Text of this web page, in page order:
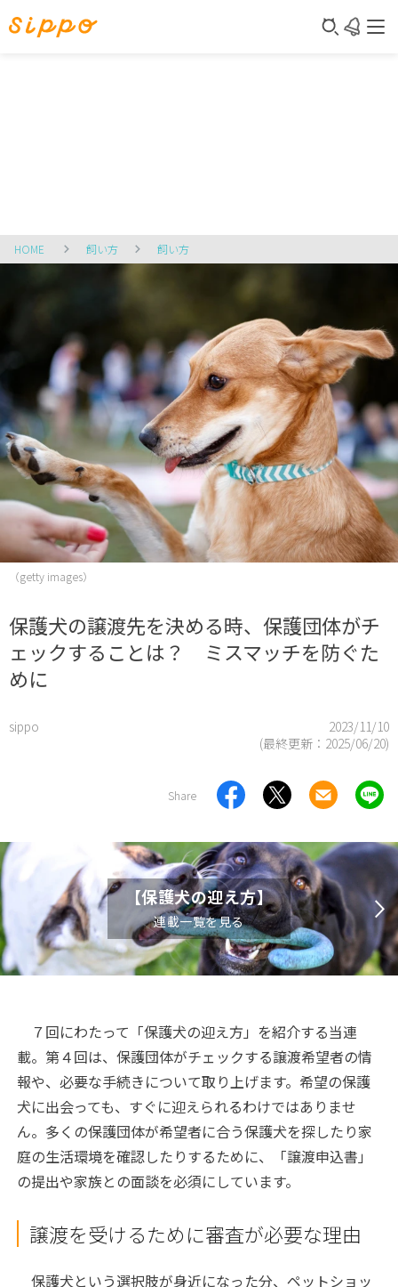
HOME 飼い方 飼い方
（getty images）
保護犬の譲渡先を決める時、保護団体がチ
ェックすることは？ ミスマッチを防ぐた
めに
sippo
2023/11/10
(最終更新： 2025/06/20)
Share
【保護犬の迎え方】
連載一覧を見る
７回にわたって「保護犬の迎え方」を紹介する当連
載。第４回は、保護団体がチェックする譲渡希望者の情
報や、必要な手続きについて取り上げます。希望の保護
犬に出会っても、すぐに迎えられるわけではありませ
ん。多くの保護団体が希望者に合う保護犬を探したり家
庭の生活環境を確認したりするために、「譲渡申込書」
の提出や家族との面談を必須にしています。
譲渡を受けるために審査が必要な理由
保護犬という選択肢が身近になった分、ペットショッ